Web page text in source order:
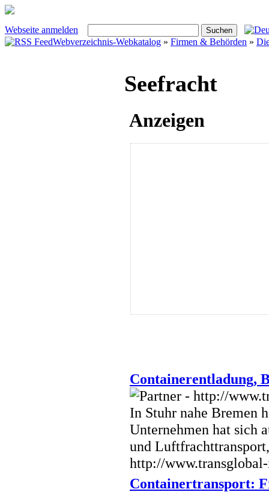
Webseite anmelden
Webverzeichnis-Webkatalog » Firmen & Behörden »
Seefracht
Anzeigen
Containerentladung,
In Stuhr nahe Bremen
Unternehmen hat sich
und
http://
Containertransport: